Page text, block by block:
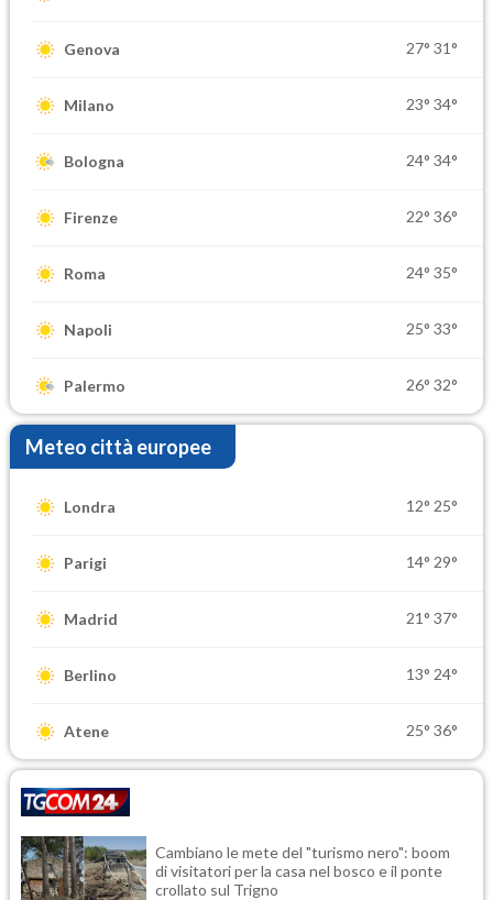
Genova 27° 31°
Milano 23° 34°
Bologna 24° 34°
Firenze 22° 36°
Roma 24° 35°
Napoli 25° 33°
Palermo 26° 32°
Meteo città europee
Londra 12° 25°
Parigi 14° 29°
Madrid 21° 37°
Berlino 13° 24°
Atene 25° 36°
Cambiano le mete del "turismo nero": boom
di visitatori per la casa nel bosco e il ponte
crollato sul Trigno